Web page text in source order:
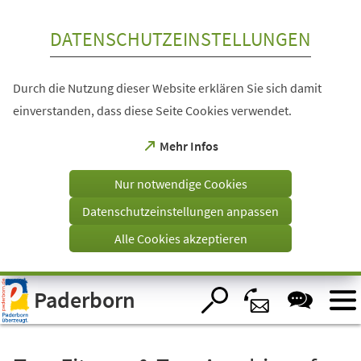
Visuelle
Assistenzsoftware
öffnen.
DATENSCHUTZEINSTELLUNGEN
Durch die Nutzung dieser Website erklären Sie sich damit
einverstanden, dass diese Seite Cookies verwendet.
Mehr Infos
(Öffnet
einem
Tab)
Nur notwendige Cookies
Datenschutzeinstellungen anpassen
Alle Cookies akzeptieren
Paderborn